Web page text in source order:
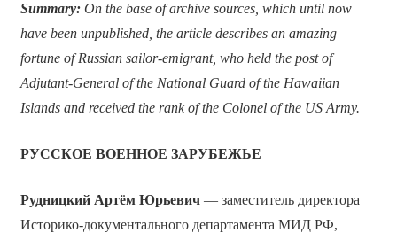
Summary: On the base of archive sources, which until now
have been unpublished, the article describes an amazing
fortune of Russian sailor-emigrant, who held the post of
Adjutant-General of the National Guard of the Hawaiian
Islands and received the rank of the Colonel of the US Army.
РУССКОЕ ВОЕННОЕ ЗАРУБЕЖЬЕ
Рудницкий Артём Юрьевич— заместитель директора
Историко-документального департамента МИД РФ,